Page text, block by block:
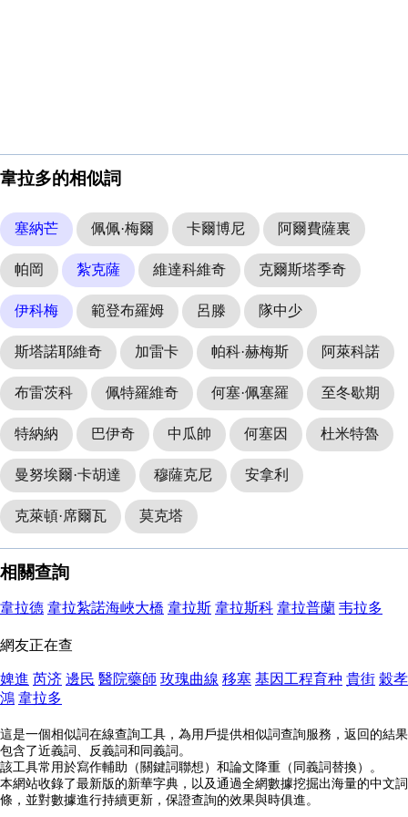
韋拉多的相似詞
塞納芒 佩佩·梅爾 卡爾博尼 阿爾費薩裏
帕岡 紮克薩 維達科維奇 克爾斯塔季奇
伊科梅 範登布羅姆 呂滕 隊中少
斯塔諾耶維奇 加雷卡 帕科·赫梅斯 阿萊科諾
布雷茨科 佩特羅維奇 何塞·佩塞羅 至冬歇期
特納納 巴伊奇 中瓜帥 何塞因 杜米特魯
曼努埃爾·卡胡達 穆薩克尼 安拿利
克萊頓·席爾瓦 莫克塔
相關查詢
韋拉德 韋拉紮諾海峽大橋 韋拉斯 韋拉斯科 韋拉普蘭 韦拉多
網友正在查
婢進 芮济 邊民 醫院藥師 玫瑰曲線 移塞 基因工程育种 貴街 穀孝
鴻 韋拉多
這是一個相似詞在線查詢工具，為用戶提供相似詞查詢服務，返回的結果
包含了近義詞、反義詞和同義詞。
該工具常用於寫作輔助（關鍵詞聯想）和論文降重（同義詞替換）。
本網站收錄了最新版的新華字典，以及通過全網數據挖掘出海量的中文詞
條，並對數據進行持續更新，保證查詢的效果與時俱進。